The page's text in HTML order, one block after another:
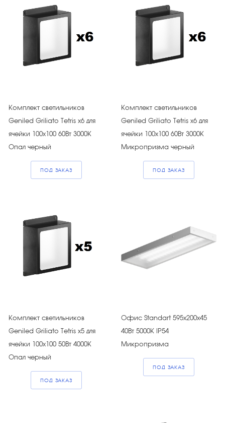
Комплект светильников
Geniled Griliato Tetris х6 для
ячейки 100х100 60Вт 3000К
Опал черный
ПОД ЗАКАЗ
Комплект светильников
Geniled Griliato Tetris х6 для
ячейки 100х100 60Вт 3000К
Микропризма черный
ПОД ЗАКАЗ
Комплект светильников
Geniled Griliato Tetris х5 для
ячейки 100х100 50Вт 4000К
Опал черный
ПОД ЗАКАЗ
Офис Standart 595x200x45
40Вт 5000К IP54
Микропризма
ПОД ЗАКАЗ